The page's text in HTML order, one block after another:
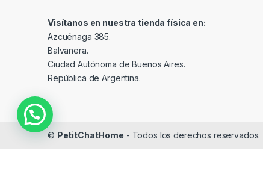
Visítanos en nuestra tienda física en:
Azcuénaga 385.
Balvanera.
Ciudad Autónoma de Buenos Aires.
República de Argentina.
© PetitChatHome - Todos los derechos reservados.